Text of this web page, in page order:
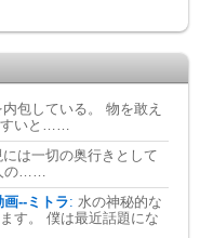
包している。 物を敢え
すいと……
は一切の奥行きとして
の……
--ミトラ: 水の神秘的な
す。 僕は最近話題にな